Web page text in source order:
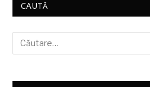
CAUTĂ